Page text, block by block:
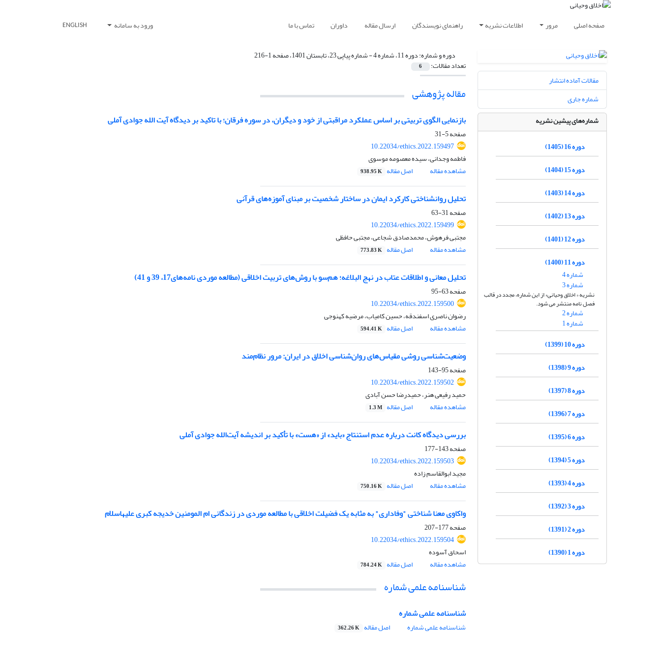
صفحه اصلی مرور اطلاعات نشریه راهنمای نویسندگان ارسال مقاله داوران تماس با ما ورود به سامانه ENGLISH
دوره و شماره:دوره 11، شماره 4 - شماره پیاپی 23، تابستان 1401، صفحه 1-216
تعداد مقالات: 6
مقاله پژوهشی
بازنمایی الگوی تربیتی بر اساس عملکرد مراقبتی از خود و دیگران، در سوره فرقان؛ با تاکید بر دیدگاه آیت الله جوادی آملی
صفحه5-31
10.22034/ethics.2022.159497
فاطمه وجدانی، سیده معصومه موسوی
مشاهده مقاله
اصل مقاله 938.95 K
تحلیل روانشناختی کارکرد ایمان در ساختار شخصیت بر مبنای آموزه‌های قرآنی
صفحه31-63
10.22034/ethics.2022.159499
مجتبی فرهوش، محمدصادق شجاعی، مجتبی حافظی
مشاهده مقاله
اصل مقاله 773.83 K
تحلیل معانی و اطلاقات عتاب در نهج البلاغه؛ هم‌سو با روش‌های تربیت اخلاقی (مطالعه موردی نامه‌های17، 39 و 41)
صفحه63-95
10.22034/ethics.2022.159500
رضوان ناصری اسفندقه، حسین کامیاب، مرضیه کهنوجی
مشاهده مقاله
اصل مقاله 594.41 K
وضعیت‌شناسی روشی مقیاس‌های روان‌شناسی اخلاق در ایران: مرور نظام‌مند
صفحه95-143
10.22034/ethics.2022.159502
حمید رفیعی هنر، حمیدرضا حسن آبادی
مشاهده مقاله
اصل مقاله 1.3 M
بررسی دیدگاه کانت درباره عدم استنتاج «باید» از «هست» با تأکید بر اندیشه آیت‌الله جوادی آملی
صفحه143-177
10.22034/ethics.2022.159503
مجید ابوالقاسم زاده
مشاهده مقاله
اصل مقاله 750.16 K
واکاوی معنا شناختی "وفاداری" به مثابه یک فضیلت اخلاقی با مطالعه موردی در زندگانی ام المومنین خدیجه کبری علیهاسلام
صفحه177-207
10.22034/ethics.2022.159504
اسحاق آسوده
مشاهده مقاله
اصل مقاله 784.24 K
شناسنامه علمی شماره
شناسنامه علمی شماره
شناسنامه علمی شماره اصل مقاله 362.26 K
مقالات آماده انتشار
شماره جاری
شماره‌های پیشین نشریه
دوره 16 (1405)
دوره 15 (1404)
دوره 14 (1403)
دوره 13 (1402)
دوره 12 (1401)
دوره 11 (1400)
شماره 4
شماره 3
نشریه « اخلاق وحیانی» از این شماره، مجدد در قالب
فصل نامه منتشر می شود.
شماره 2
شماره 1
دوره 10 (1399)
دوره 9 (1398)
دوره 8 (1397)
دوره 7 (1396)
دوره 6 (1395)
دوره 5 (1394)
دوره 4 (1393)
دوره 3 (1392)
دوره 2 (1391)
دوره 1 (1390)